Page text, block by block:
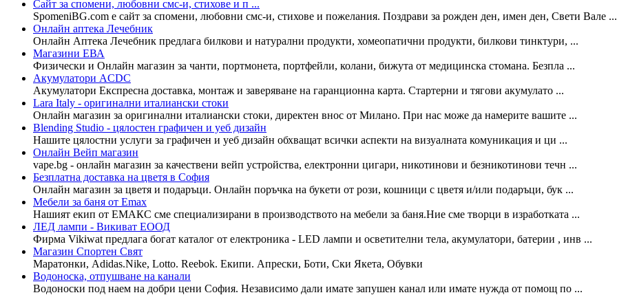
Сайт за спомени, любовни смс-и, стихове и п ...
SpomeniBG.com е сайт за спомени, любовни смс-и, стихове и пожелания. Поздрави за рожден ден, имен ден, Свети Вале ...
Онлайн аптека Лечебник
Онлайн Аптека Лечебник предлага билкови и натурални продукти, хомеопатични продукти, билкови тинктури, ...
Магазини ЕВА
Физически и Онлайн магазин за чанти, портмонета, портфейли, колани, бижута от медицинска стомана. Безпла ...
Акумулатори ACDC
Акумулатори Експресна доставка, монтаж и заверяване на гаранционна карта. Стартерни и тягови акумулато ...
Lara Italy - оригинални италиански стоки
Онлайн магазин за оригинални италиански стоки, директен внос от Милано. При нас може да намерите вашите ...
Blending Studio - цялостен графичен и уеб дизайн
Нашите цялостни услуги за графичен и уеб дизайн обхващат всички аспекти на визуалната комуникация и ци ...
Онлайн Вейп магазин
vape.bg - онлайн магазин за качествени вейп устройства, електронни цигари, никотинови и безникотинови течн ...
Безплатна доставка на цветя в София
Онлайн магазин за цветя и подаръци. Онлайн поръчка на букети от рози, кошници с цветя и/или подаръци, бук ...
Мебели за баня от Emax
Нашият екип от ЕМАКС сме специализирани в производството на мебели за баня.Ние сме творци в изработката ...
ЛЕД лампи - Викиват ЕООД
Фирма Vikiwat предлага богат каталог от електроника - LED лампи и осветителни тела, акумулатори, батерии , инв ...
Магазин Спортен Свят
Маратонки, Adidas.Nike, Lotto. Reebok. Екипи. Апрески, Боти, Ски Якета, Обувки
Водоноска, отпушване на канали
Водоноски под наем на добри цени София. Независимо дали имате запушен канал или имате нужда от помощ по ...